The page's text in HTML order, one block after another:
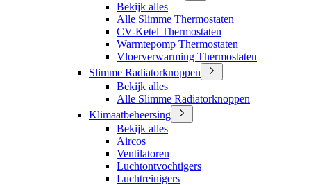
Bekijk alles
Alle Slimme Thermostaten
CV-Ketel Thermostaten
Warmtepomp Thermostaten
Vloerverwarming Thermostaten
Slimme Radiatorknoppen
Bekijk alles
Alle Slimme Radiatorknoppen
Klimaatbeheersing
Bekijk alles
Aircos
Ventilatoren
Luchtontvochtigers
Luchtreinigers